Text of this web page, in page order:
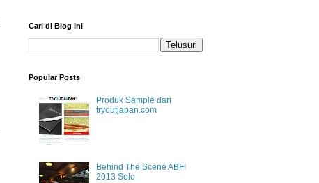
Cari di Blog Ini
Popular Posts
Produk Sample dari
tryoutjapan.com
Behind The Scene ABFI
2013 Solo